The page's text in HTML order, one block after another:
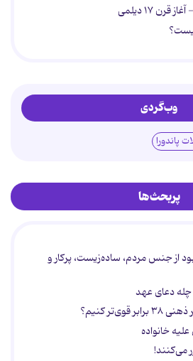
۱۷ دیلمی
وب‌گردی
پاندورا
پربحث‌ها
از جنس مردم، ساده‌زیست، پرکار و
دعای عهد
کنیم؟
می‌کنند!